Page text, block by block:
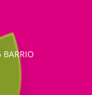
BARRIO